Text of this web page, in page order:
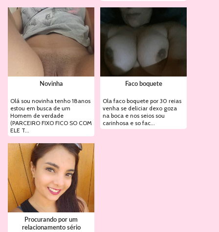
Novinha
Olá sou novinha tenho 18anos
estou em busca de um
Homem de verdade
(PARCEIRO FIXO FICO SO COM
ELE T...
Faco boquete
Ola faco boquete por 30 reias
venha se deliciar dexo goza
na boca e nos seios sou
carinhosa e so fac...
Procurando por um
relacionamento sério